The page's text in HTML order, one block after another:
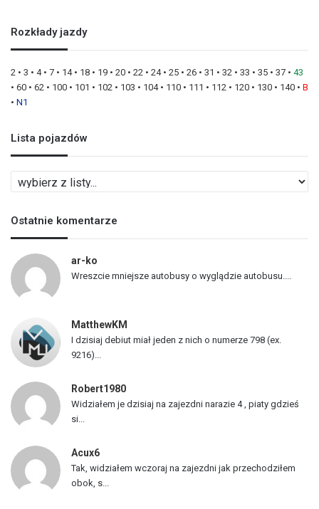
Rozkłady jazdy
2 • 3 • 4• 7 • 14• 18 • 19 • 20 • 22 • 24• 25 • 26 • 31 • 32 • 33 • 35 • 37 • 43
• 60 • 62 • 100 • 101 • 102 • 103 • 104• 110 • 111 • 112 • 120 • 130 • 140 • B
• N1
Lista pojazdów
i
t
a
o
j
w
Ostatnie komentarze
ar-ko
Wreszcie mniejsze autobusy o wyglądzie autobusu....
MatthewKM
I dzisiaj debiut miał jeden z nich o numerze 798 (ex.
9216)...
Robert1980
Widziałem je dzisiaj na zajezdni narazie 4 , piaty gdzieś
si...
Acux6
Tak, widziałem wczoraj na zajezdni jak przechodziłem
obok, s...